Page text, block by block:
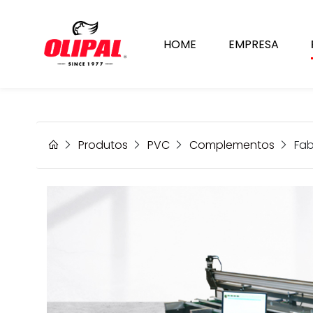
HOME EMPRESA
Rentabilize a sua
Produtos PVC Complementos